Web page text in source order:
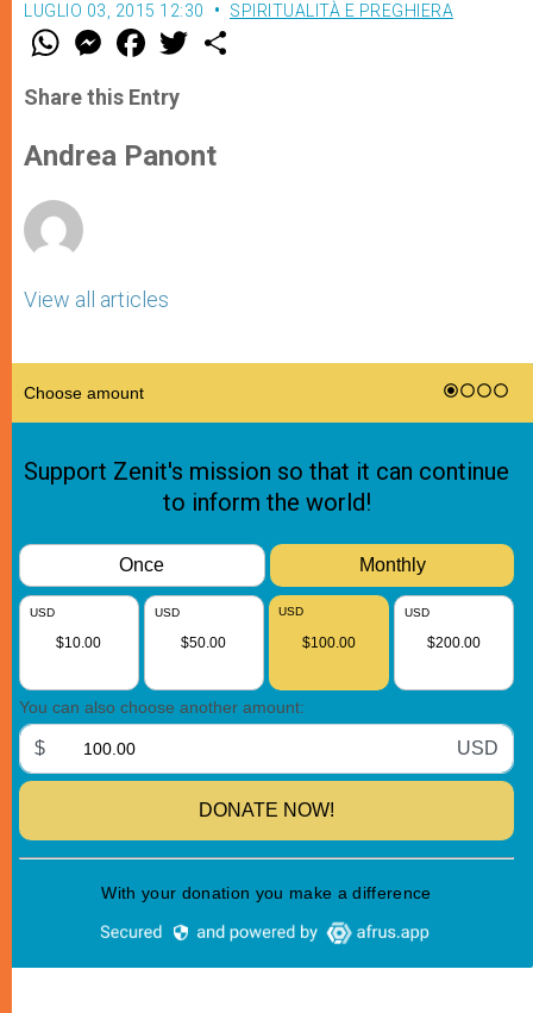
LUGLIO 03, 2015 12:30 SPIRITUALITÀ E PREGHIERA
W
t
s
p
p
M
e
s
e
g
e
F
a
e
b
o
k
w
r
Share this Entry
Andrea Panont
View all articles